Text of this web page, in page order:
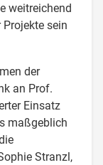
weitreichend
sein
der
an Prof.
Einsatz
maßgeblich
Stranzl,